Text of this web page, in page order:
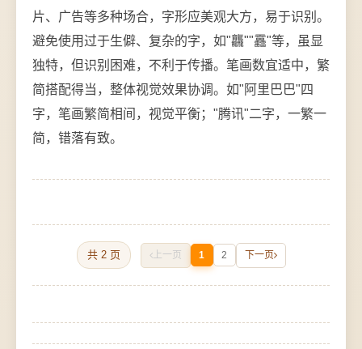
片、广告等多种场合，字形应美观大方，易于识别。
避免使用过于生僻、复杂的字，如"龘""靐"等，虽显
独特，但识别困难，不利于传播。笔画数宜适中，繁
简搭配得当，整体视觉效果协调。如"阿里巴巴"四
字，笔画繁简相间，视觉平衡；"腾讯"二字，一繁一
简，错落有致。
共 2 页 上一页 1 2 下一页